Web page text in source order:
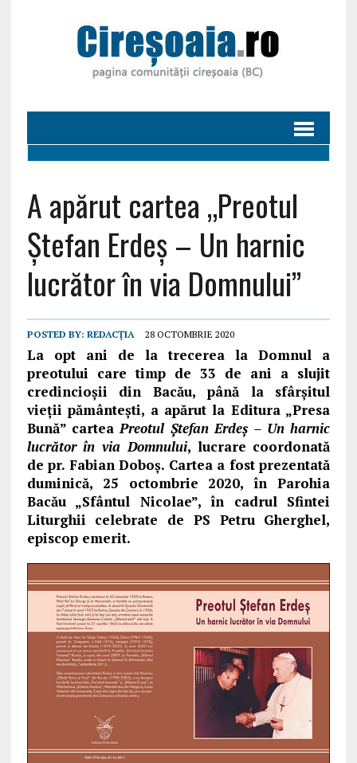
A apărut cartea „Preotul
Ştefan Erdeş – Un harnic
lucrător în via Domnului”
POSTED BY: REDACȚIA 28 OCTOMBRIE 2020
La opt ani de la trecerea la Domnul a
preotului care timp de 33 de ani a slujit
credincioşii din Bacău, până la sfârşitul
vieţii pământeşti, a apărut la Editura „Presa
Bună” carteaPreotul Ştefan Erdeş – Un harnic
lucrător în via Domnului, lucrare coordonată
de pr. Fabian Doboş. Cartea a fost prezentată
duminică, 25 octombrie 2020, în Parohia
Bacău „Sfântul Nicolae”, în cadrul Sfintei
Liturghii celebrate de PS Petru Gherghel,
episcop emerit.